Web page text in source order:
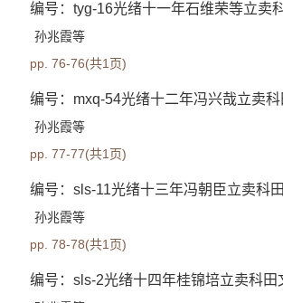
编号：tyg-16光绪十一年石维荣等立卖
孙兆霞等
pp. 76-76(共1页)
编号：mxq-54光绪十二年冯兴哉立卖科
孙兆霞等
pp. 77-77(共1页)
编号：sls-11光绪十三年冯朝臣立卖科
孙兆霞等
pp. 78-78(共1页)
编号：sls-2光绪十四年桂锦培立卖科田